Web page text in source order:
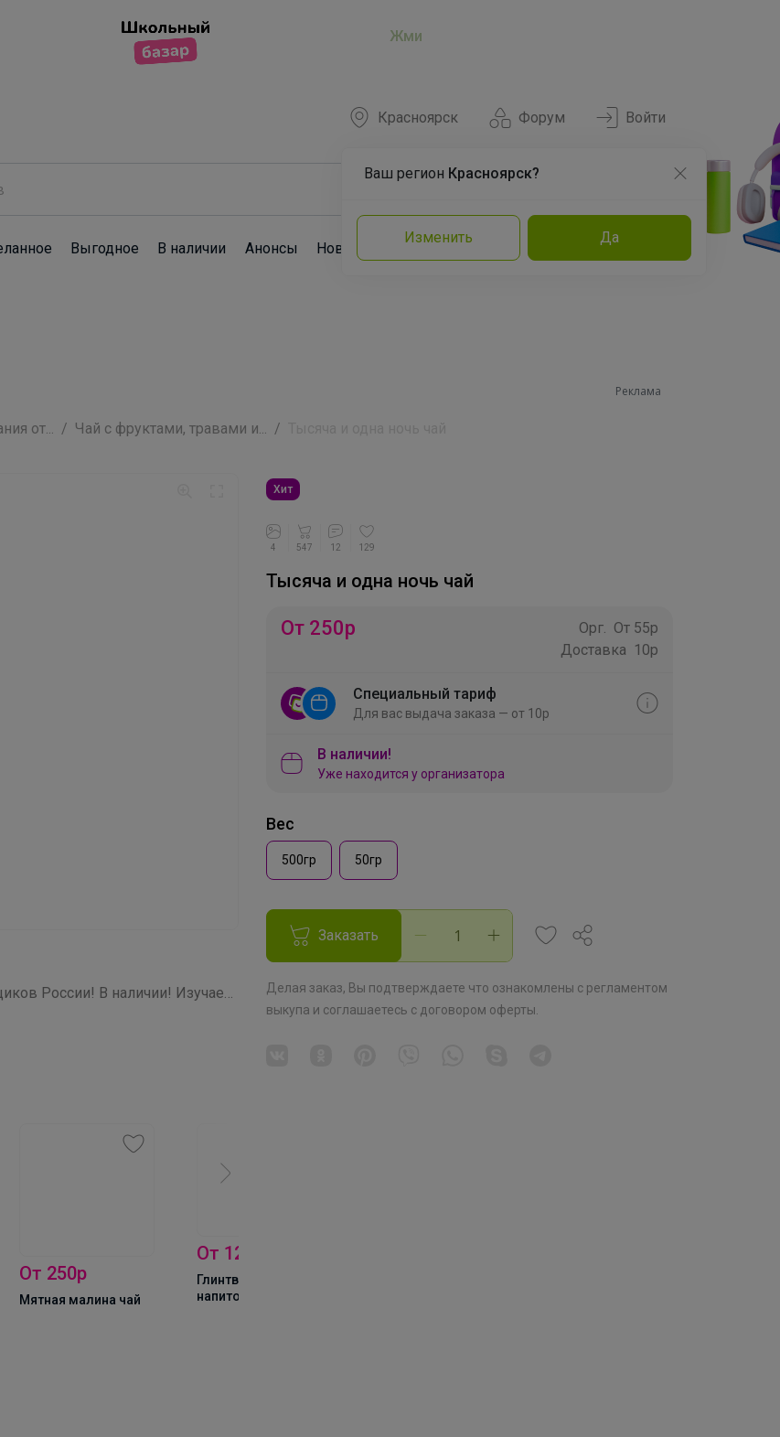
Жми
Форум
Красноярск
Ваш регион Красноярск?
Изменить Да
Войти
Выгодное В наличии Анонсы Новости Команда Эксперты
Реклама
от... Чай с фруктами, травами и...
СП266 Звездная кофемания от ТОП обжарщиков России! В наличии! Изучаем и Пробуем всю кофейную географию! 20 призов на пробу среди участников закупки!
От 250р
Мятная малина чай
От 120р
Глинтвейн чайный
напиток
Хит
4 547 12 129
Тысяча и одна ночь чай
От 250р Орг. От 55р
Доставка 10р
Специальный тариф
Для вас выдача заказа — от 10р
В наличии!
Уже находится у организатора
Вес
500гр 50гр
Заказать
Делая заказ, Вы подтверждаете что ознакомлены с регламентом
выкупа и соглашаетесь с договором оферты